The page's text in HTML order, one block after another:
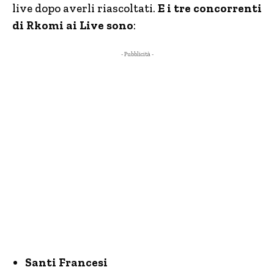
live dopo averli riascoltati. E i tre concorrenti
di Rkomi ai Live sono:
- Pubblicità -
Santi Francesi